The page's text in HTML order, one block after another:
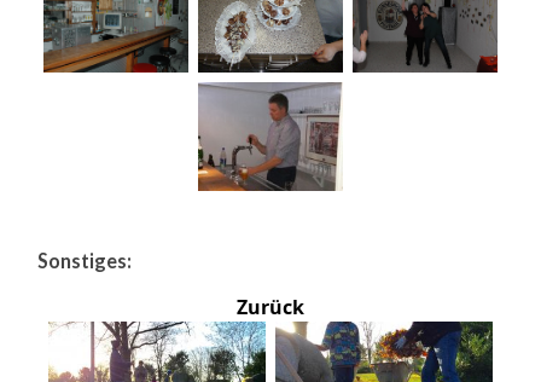
Sonstiges:
Zurück